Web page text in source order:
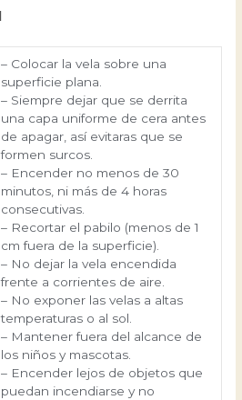
– Colocar la vela sobre una
superficie plana.
– Siempre dejar que se derrita
una capa uniforme de cera antes
de apagar, así evitaras que se
formen surcos.
– Encender no menos de 30
minutos, ni más de 4 horas
consecutivas.
– Recortar el pabilo (menos de 1
cm fuera de la superficie).
– No dejar la vela encendida
frente a corrientes de aire.
– No exponer las velas a altas
temperaturas o al sol.
– Mantener fuera del alcance de
los niños y mascotas.
– Encender lejos de objetos que
puedan incendiarse y no